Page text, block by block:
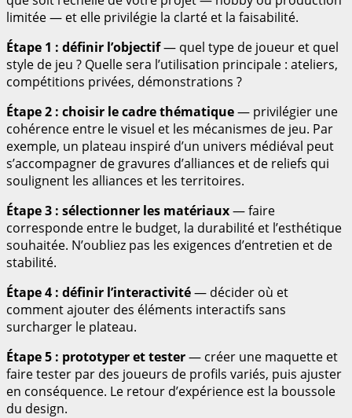
limitée — et elle privilégie la clarté et la faisabilité.
Étape 1 : définir l’objectif— quel type de joueur et quel
style de jeu ? Quelle sera l’utilisation principale : ateliers,
compétitions privées, démonstrations ?
Étape 2 : choisir le cadre thématique— privilégier une
cohérence entre le visuel et les mécanismes de jeu. Par
exemple, un plateau inspiré d’un univers médiéval peut
s’accompagner de gravures d’alliances et de reliefs qui
soulignent les alliances et les territoires.
Étape 3 : sélectionner les matériaux— faire
corresponde entre le budget, la durabilité et l’esthétique
souhaitée. N’oubliez pas les exigences d’entretien et de
stabilité.
Étape 4 : définir l’interactivité— décider où et
comment ajouter des éléments interactifs sans
surcharger le plateau.
Étape 5 : prototyper et tester— créer une maquette et
faire tester par des joueurs de profils variés, puis ajuster
en conséquence. Le retour d’expérience est la boussole
du design.